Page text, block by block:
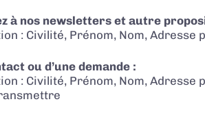
à nos newsletters et autre
: Civilité, Prénom, Nom,
ou d’une demande :
: Civilité, Prénom, Nom,